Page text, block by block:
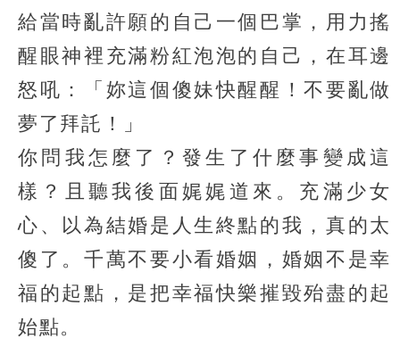
給當時亂許願的自己一個巴掌，用力搖
醒眼神裡充滿粉紅泡泡的自己，在耳邊
怒吼：「妳這個傻妹快醒醒！不要亂做
夢了拜託！」
你問我怎麼了？發生了什麼事變成這
樣？且聽我後面娓娓道來。充滿少女
心、以為結婚是人生終點的我，真的太
傻了。千萬不要小看婚姻，婚姻不是幸
福的起點，是把幸福快樂摧毀殆盡的起
始點。